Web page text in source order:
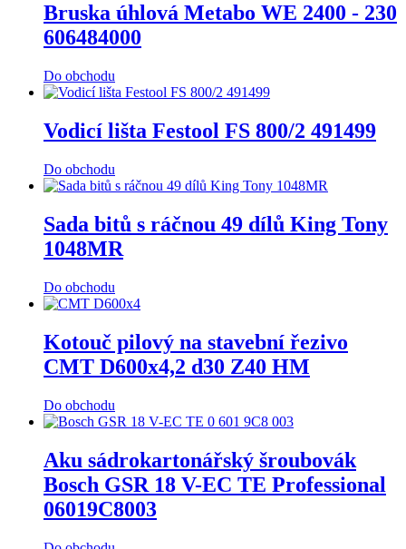
Bruska úhlová Metabo WE 2400 - 230
606484000
Do obchodu
Vodicí lišta Festool FS 800/2 491499
Do obchodu
Sada bitů s ráčnou 49 dílů King Tony
1048MR
Do obchodu
Kotouč pilový na stavební řezivo
CMT D600x4,2 d30 Z40 HM
Do obchodu
Aku sádrokartonářský šroubovák
Bosch GSR 18 V-EC TE Professional
06019C8003